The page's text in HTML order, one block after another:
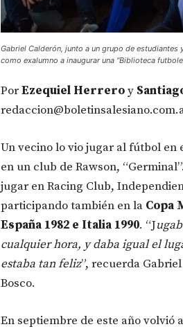
Gabriel Calderón, junto a un grupo de
como exalumno a inaugurar una “Biblioteca
PorEzequiel Herreroy
Un vecino lo vio jugar al fútbol en
en un club de Rawson,
jugar en Racing Club,
participando también en la Copa
España 1982 e Italia 1990. “J
cualquier hora, y daba igual el
estaba tan feliz”, recuerda
Bosco.
En septiembre de este año volvió